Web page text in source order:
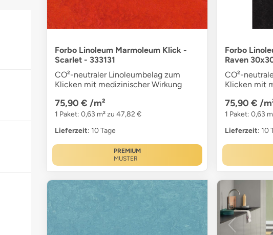
use
swipe
gestures.
Forbo Linoleum Marmoleum Klick -
Scarlet - 333131
CO²-neutraler Linoleumbelag zum
Klicken mit medizinischer Wirkung
75,90 € /m²
1 Paket: 0,63 m² zu 47,82 €
Lieferzeit: 10 Tage
PREMIUM
MUSTER
Forbo
Raven
CO²-
Klicken mit
75,90 € /
1 Paket: 0,63
Lieferzeit: 10